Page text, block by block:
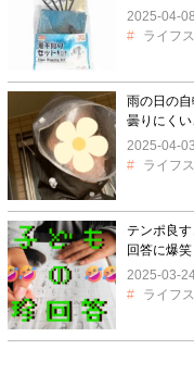
2025-04-08
ライフ
雨の日の自
曇りにく
2025-04-03
ライフ
テンポ良
回答に爆笑
2025-03-
ライフ